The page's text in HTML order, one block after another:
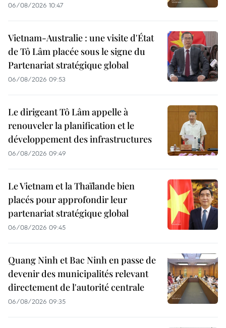
06/08/2026 10:47
Vietnam-Australie : une visite d'État
de Tô Lâm placée sous le signe du
Partenariat stratégique global
06/08/2026 09:53
Le dirigeant Tô Lâm appelle à
renouveler la planification et le
développement des infrastructures
06/08/2026 09:49
Le Vietnam et la Thaïlande bien
placés pour approfondir leur
partenariat stratégique global
06/08/2026 09:45
Quang Ninh et Bac Ninh en passe de
devenir des municipalités relevant
directement de l'autorité centrale
06/08/2026 09:35